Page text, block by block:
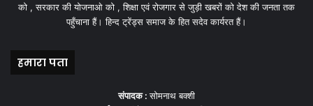
को , सरकार की योजनाओ को , शिक्षा एवं रोजगार से जुड़ी खबरों को देश की जनता तक
पहुँचाना हैं। हिन्द ट्रेंड्स समाज के हित सदेव कार्यरत हैं।
हमारा पता
संपादक :सोमनाथ बक्शी